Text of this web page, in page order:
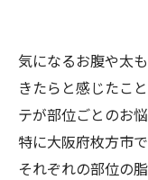
気になるお腹や太
きたらと感じたこ
テが部位ごとのお
特に大阪府枚方市
それぞれの部位の